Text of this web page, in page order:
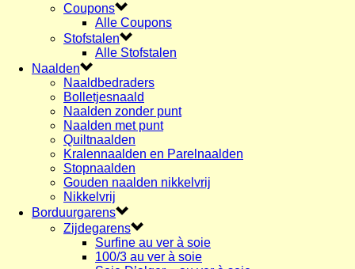
Coupons
Alle Coupons
Stofstalen
Alle Stofstalen
Naalden
Naaldbedraders
Bolletjesnaald
Naalden zonder punt
Naalden met punt
Quiltnaalden
Kralennaalden en Parelnaalden
Stopnaalden
Gouden naalden nikkelvrij
Nikkelvrij
Borduurgarens
Zijdegarens
Surfine au ver à soie
100/3 au ver à soie